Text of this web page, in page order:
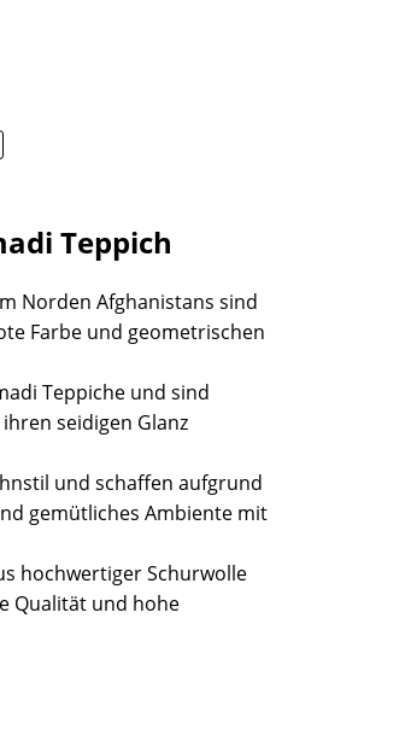
Teppich
Norden Afghanistans sind
Farbe und geometrischen
Teppiche und sind
seidigen Glanz
und schaffen aufgrund
gemütliches Ambiente mit
hochwertiger Schurwolle
Qualität und hohe